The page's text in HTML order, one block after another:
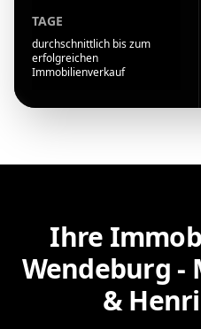
TAGE
durchschnittlich bis zum
erfolgreichen
Immobilienverkauf
Ihre
Wendeburg -
&